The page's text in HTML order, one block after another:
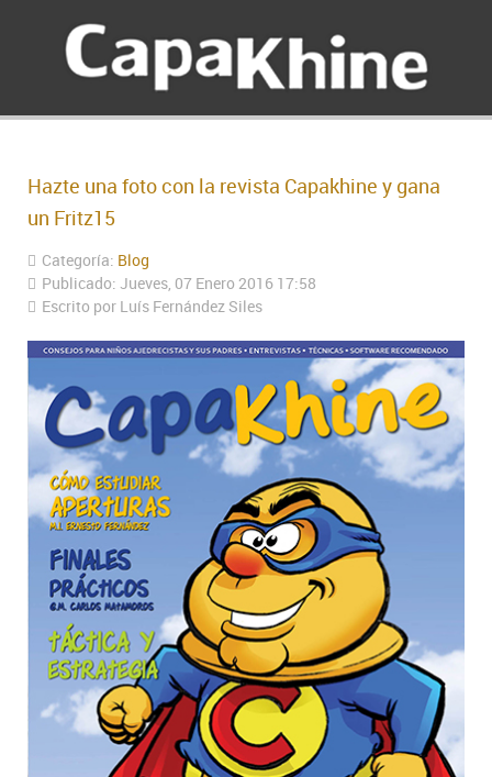
Hazte una foto con la revista Capakhine y gana
un Fritz15
Categoría: Blog
Publicado: Jueves, 07 Enero 2016 17:58
Escrito por Luís Fernández Siles